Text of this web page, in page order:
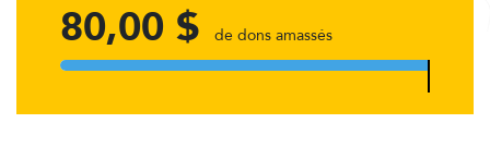
80,00 $ de dons amassés